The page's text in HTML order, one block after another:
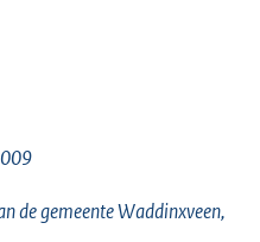
de gemeente Waddinxveen,